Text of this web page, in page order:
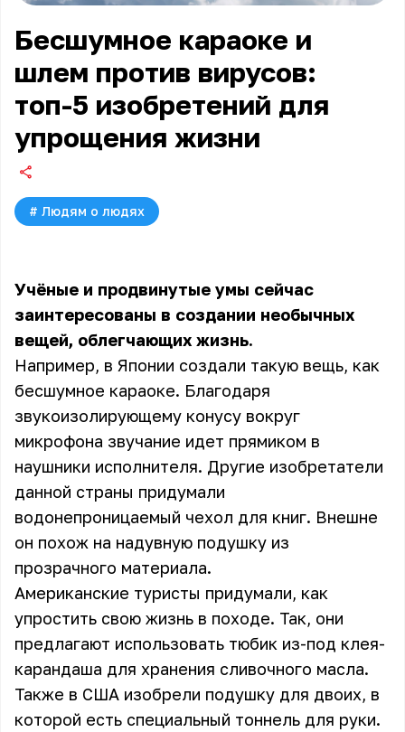
Бесшумное караоке и
шлем против вирусов:
топ-5 изобретений для
упрощения жизни
# Людям о людях
Учёные и продвинутые умы сейчас
заинтересованы в создании необычных
вещей, облегчающих жизнь.
Например, в Японии создали такую вещь, как
бесшумное караоке. Благодаря
звукоизолирующему конусу вокруг
микрофона звучание идет прямиком в
наушники исполнителя. Другие изобретатели
данной страны придумали
водонепроницаемый чехол для книг. Внешне
он похож на надувную подушку из
прозрачного материала.
Американские туристы придумали, как
упростить свою жизнь в походе. Так, они
предлагают использовать тюбик из-под клея-
карандаша для хранения сливочного масла.
Также в США изобрели подушку для двоих, в
которой есть специальный тоннель для руки.